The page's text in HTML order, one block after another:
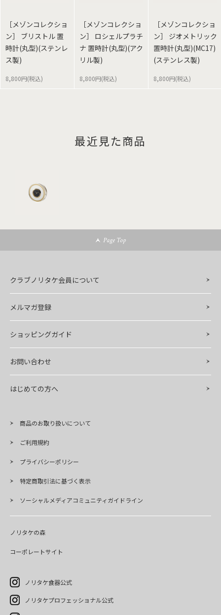
［メゾンコレクショ
ン］ ブリストル 置
時計(丸型)(ステンレ
ス製)
8,800円(税込)
［メゾンコレクショ
ン］ ロシェルプラチ
ナ 置時計(丸型)(アク
リル製)
8,800円(税込)
［メゾンコレクショ
ン］ ジオメトリック
置時計(丸型)(MC17)
(ステンレス製)
8,800円(税込)
最近見た商品
Page Top
クラブノリタケ会員について
メルマガ登録
ショッピングガイド
お問い合わせ
はじめての方へ
商品のお取り扱いについて
ご利用規約
プライバシーポリシー
特定商取引法に基づく表示
ソーシャルメディアコミュニティガイドライン
ノリタケの森
コーポレートサイト
ノリタケ食器公式
ノリタケプロフェッショナル公式